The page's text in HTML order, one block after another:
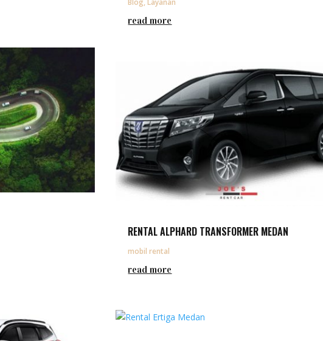
Blog,Layanan
read more
RENTAL ALPHARD TRANSFORMER MEDAN
mobil rental
read more